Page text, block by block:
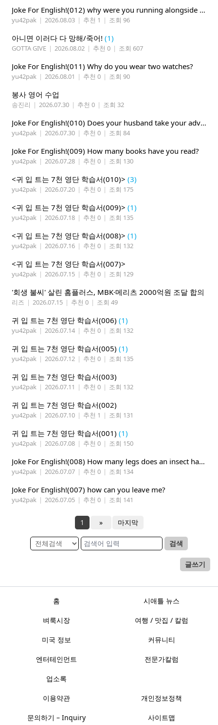
Joke For English!(012) why were you running alongside your bike
yu42pak | 2026.08.03 | 추천 1 | 조회 96
아니면 이러다 다 망해/죽어! (1)
GOTTA GIVE | 2026.08.02 | 추천 0 | 조회 607
Joke For English!(011) Why do you wear two watches?
yu42pak | 2026.08.01 | 추천 0 | 조회 90
봉사 영어 수업
송진리 | 2026.07.30 | 추천 0 | 조회 32
Joke For English!(010) Does your husband take your advice ?
yu42pak | 2026.07.30 | 추천 0 | 조회 84
Joke For English!(009) How many books have you read?
yu42pak | 2026.07.28 | 추천 0 | 조회 130
<귀 입 트는 7천 영단 학습서(010)> (3)
yu42pak | 2026.07.20 | 추천 0 | 조회 175
<귀 입 트는 7천 영단 학습서(009)> (1)
yu42pak | 2026.07.18 | 추천 0 | 조회 135
<귀 입 트는 7천 영단 학습서(008)> (1)
yu42pak | 2026.07.16 | 추천 0 | 조회 132
<귀 입 트는 7천 영단 학습서(007)>
yu42pak | 2026.07.15 | 추천 0 | 조회 129
'회생 불씨' 살린 홈플러스, MBK·메리츠 2000억원 조달 합의
리즈 | 2026.07.15 | 추천 0 | 조회 49
귀 입 트는 7천 영단 학습서(006) (1)
yu42pak | 2026.07.14 | 추천 0 | 조회 132
귀 입 트는 7천 영단 학습서(005) (1)
yu42pak | 2026.07.12 | 추천 0 | 조회 135
귀 입 트는 7천 영단 학습서(003)
yu42pak | 2026.07.11 | 추천 0 | 조회 132
귀 입 트는 7천 영단 학습서(002)
yu42pak | 2026.07.10 | 추천 1 | 조회 131
귀 입 트는 7천 영단 학습서(001) (1)
yu42pak | 2026.07.08 | 추천 0 | 조회 150
Joke For English!(008) How many legs does an insect have?
yu42pak | 2026.07.07 | 추천 0 | 조회 134
Joke For English!(007) how can you leave me?
yu42pak | 2026.07.05 | 추천 0 | 조회 141
1 » 마지막
검색
글쓰기
홈 시애틀 뉴스
벼룩시장 여행 / 맛집 / 칼럼
미국 정보 커뮤니티
엔터테인먼트 전문가칼럼
업소록
이용약관 개인정보정책
문의하기 – Inquiry 사이트맵